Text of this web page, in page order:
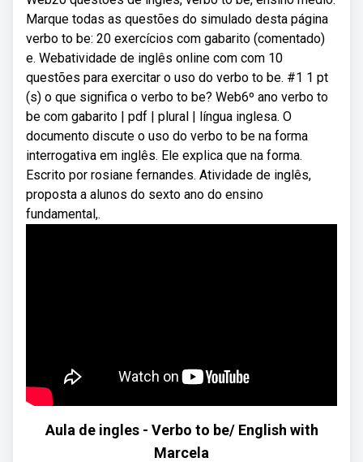
Marque todas as questões do simulado desta página
verbo to be: 20 exercícios com gabarito (comentado)
e. Webatividade de inglês online com com 10
questões para exercitar o uso do verbo to be. #1 1 pt
(s) o que significa o verbo to be? Web6º ano verbo to
be com gabarito | pdf | plural | língua inglesa. O
documento discute o uso do verbo to be na forma
interrogativa em inglês. Ele explica que na forma.
Escrito por rosiane fernandes. Atividade de inglês,
proposta a alunos do sexto ano do ensino
fundamental,.
Aula de ingles - Verbo to be/ English with
Marcela